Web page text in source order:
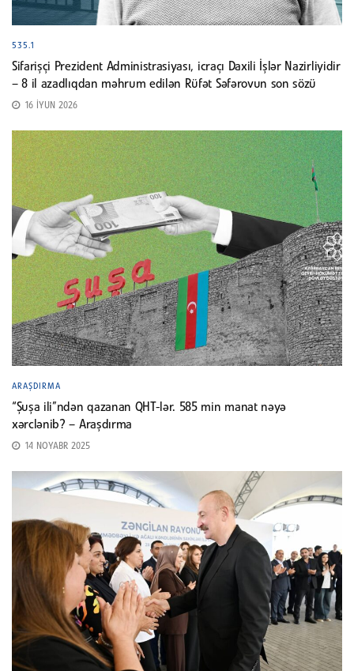
535.1
Sifarişçi Prezident Administrasiyası, icraçı Daxili İşlər Nazirliyidir
– 8 il azadlıqdan məhrum edilən Rüfət Səfərovun son sözü
16 İYUN 2026
ARAŞDIRMA
“Şuşa ili”ndən qazanan QHT-lər. 585 min manat nəyə
xərclənib? – Araşdırma
14 NOYABR 2025